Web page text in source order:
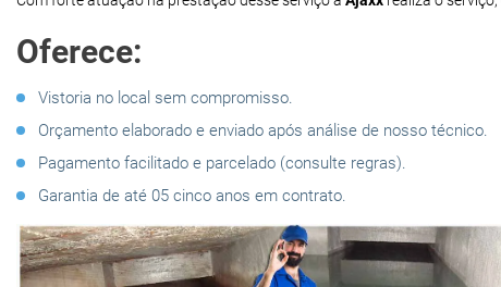
Oferece:
Vistoria no local sem compromisso.
Orçamento elaborado e enviado após análise de nosso técnico.
Pagamento facilitado e parcelado (consulte regras).
Garantia de até 05 cinco anos em contrato.